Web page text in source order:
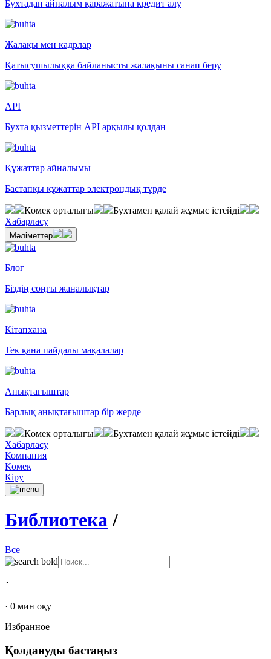
Бухтадан айналым қаражатына кредит алу
Жалақы мен кадрлар
Қатысушылыққа байланысты жалақыны санап беру
API
Бухта қызметтерін API арқылы қолдан
Құжаттар айналымы
Бастапқы құжаттар электрондық түрде
Көмек орталығы
Бухтамен қалай жұмыс істейді
Хабарласу
Мәліметтер
Блог
Біздің соңғы жаңалықтар
Кітапхана
Тек қана пайдалы мақалалар
Анықтағыштар
Барлық анықтағыштар бір жерде
Көмек орталығы
Бухтамен қалай жұмыс істейді
Хабарласу
Компания
Көмек
Кіру
Библиотека/
Все
･
· 0 мин оқу
Избранное
Қолдануды бастаңыз